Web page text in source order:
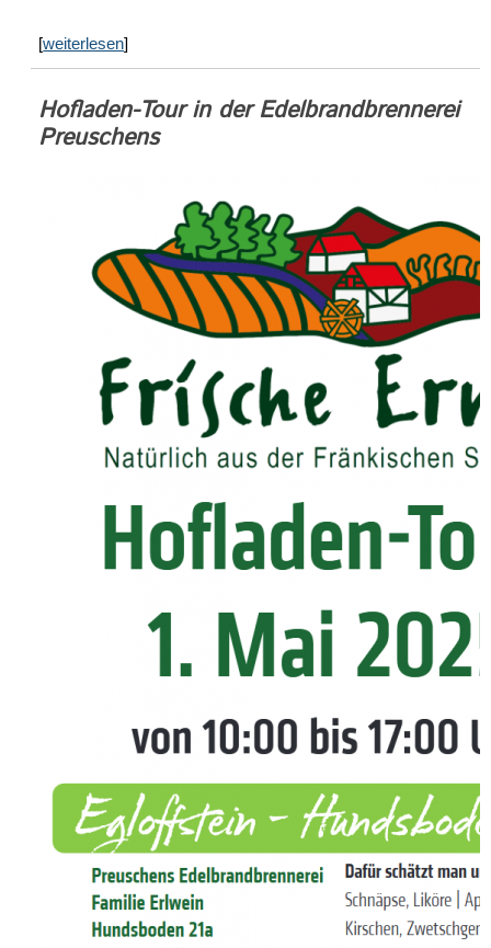
[weiterlesen]
Hofladen-Tour in der Edelbrandbrennerei
Preuschens